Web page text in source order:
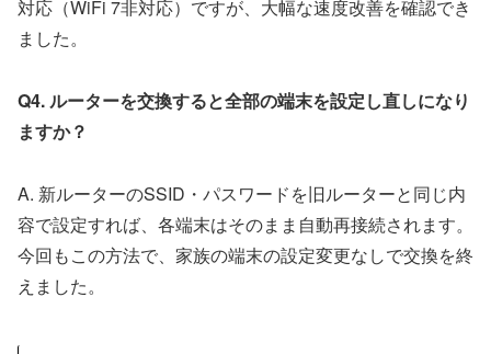
対応（WiFi 7非対応）ですが、大幅な速度改善を確認でき
ました。
Q4. ルーターを交換すると全部の端末を設定し直しになり
ますか？
A. 新ルーターのSSID・パスワードを旧ルーターと同じ内
容で設定すれば、各端末はそのまま自動再接続されます。
今回もこの方法で、家族の端末の設定変更なしで交換を終
えました。